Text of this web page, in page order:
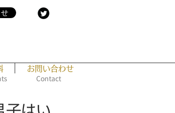
お問い合わせ
Contact